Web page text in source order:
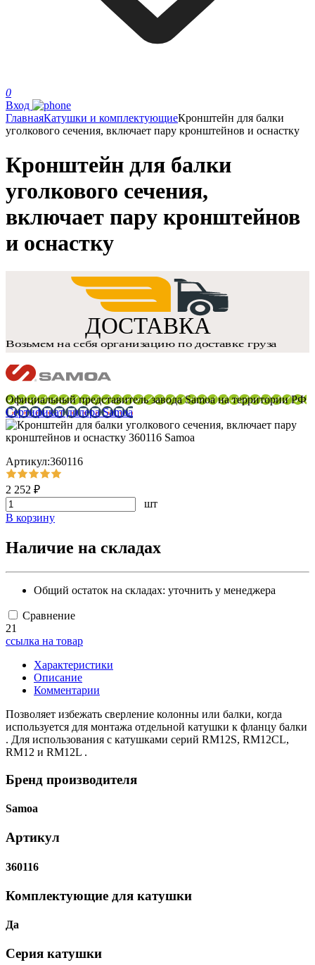
0
Вход
ГлавнаяКатушки и комплектующиеКронштейн для балки
уголкового сечения, включает пару кронштейнов и оснастку
Кронштейн для балки
уголкового сечения,
включает пару кронштейнов
и оснастку
Официальный представитель завода Samoa на территории РФ
Сертификат дилера Samoa
Артикул:360116
2 252 ₽
шт
В корзину
Наличие на складах
Общий остаток на складах: уточнить у менеджера
Сравнение
21
ссылка на товар
Характеристики
Описание
Комментарии
Позволяет избежать сверление колонны или балки, когда
используется для монтажа отдельной катушки к фланцу балки
. Для использования с катушками серий RM12S, RM12CL,
RM12 и RM12L .
Бренд производителя
Samoa
Артикул
360116
Комплектующие для катушки
Да
Серия катушки